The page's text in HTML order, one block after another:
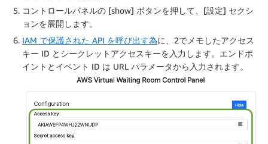
コントロールパネルの [show] ボタンを押して、[設定] セクシ
ョンを展開します。
IAM で保護された API を呼び出す為に、2でメモしたアクセス
キー ID とシークレットアクセスキーを入力します。エンドポ
イントとイベント ID は URL パラメータから入力されます。